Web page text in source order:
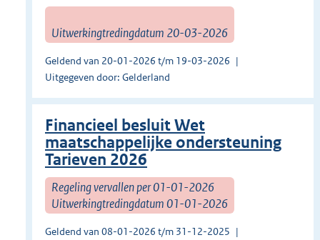
Uitwerkingtredingdatum 20-03-2026
Geldend van 20-01-2026 t/m 19-03-2026
Uitgegeven door: Gelderland
Financieel besluit Wet
maatschappelijke ondersteuning
Tarieven 2026
Regeling vervallen per 01-01-2026
Uitwerkingtredingdatum 01-01-2026
Geldend van 08-01-2026 t/m 31-12-2025